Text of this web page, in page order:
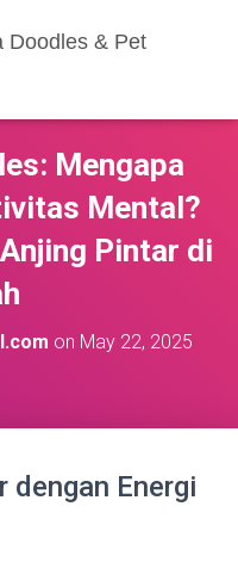
Doodles & Pet
Mengapa
Mental?
Pintar di
on May 22, 2025
dengan Energi